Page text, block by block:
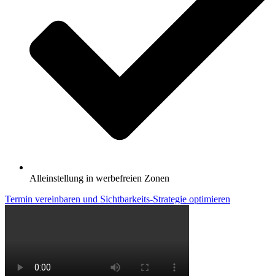
Alleinstellung in werbefreien Zonen
Termin vereinbaren und Sichtbarkeits-Strategie optimieren